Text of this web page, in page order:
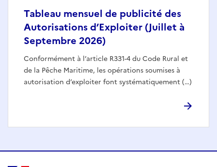
Tableau mensuel de publicité des
Autorisations d’Exploiter (Juillet à
Septembre 2026)
Conformément à l’article R331-4 du Code Rural et
de la Pêche Maritime, les opérations soumises à
autorisation d’exploiter font systématiquement (…)